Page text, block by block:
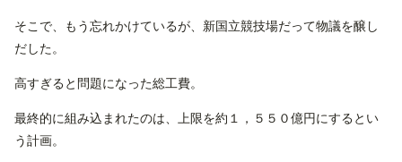
そこで、もう忘れかけているが、新国立競技場だって物議を醸し
だした。
高すぎると問題になった総工費。
最終的に組み込まれたのは、上限を約１，５５０億円にするとい
う計画。